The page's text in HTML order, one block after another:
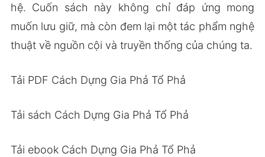
hệ. Cuốn sách này không chỉ đáp ứng mong
muốn lưu giữ, mà còn đem lại một tác phẩm nghệ
thuật về nguồn cội và truyền thống của chúng ta.
Tải PDF Cách Dựng Gia Phả Tổ Phả
Tải sách Cách Dựng Gia Phả Tổ Phả
Tải ebook Cách Dựng Gia Phả Tổ Phả